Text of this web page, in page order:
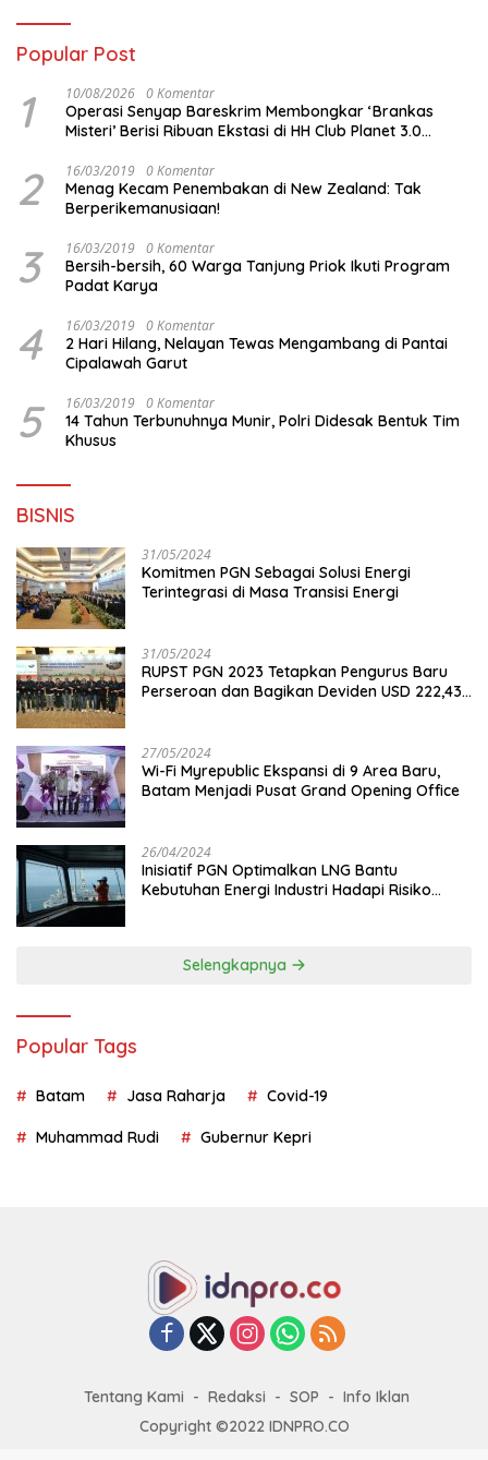
Popular Post
1 10/08/2026 0 Komentar
Operasi Senyap Bareskrim Membongkar ‘Brankas
Misteri’ Berisi Ribuan Ekstasi di HH Club Planet 3.0
2 16/03/2019 0 Komentar
Menag Kecam Penembakan di New Zealand: Tak
Berperikemanusiaan!
3 16/03/2019 0 Komentar
Bersih-bersih, 60 Warga Tanjung Priok Ikuti Program
Padat Karya
4 16/03/2019 0 Komentar
2 Hari Hilang, Nelayan Tewas Mengambang di Pantai
Cipalawah Garut
5 16/03/2019 0 Komentar
14 Tahun Terbunuhnya Munir, Polri Didesak Bentuk Tim
Khusus
BISNIS
31/05/2024
Komitmen PGN Sebagai Solusi Energi
Terintegrasi di Masa Transisi Energi
31/05/2024
RUPST PGN 2023 Tetapkan Pengurus Baru
Perseroan dan Bagikan Deviden USD 222,43
27/05/2024
Wi-Fi Myrepublic Ekspansi di 9 Area Baru,
Batam Menjadi Pusat Grand Opening Office
26/04/2024
Inisiatif PGN Optimalkan LNG Bantu
Kebutuhan Energi Industri Hadapi Risiko
Selengkapnya
Popular Tags
Batam Jasa Raharja Covid-19
Muhammad Rudi Gubernur Kepri
Tentang Kami Redaksi SOP
Info Iklan
Copyright ©2022 IDNPRO.CO